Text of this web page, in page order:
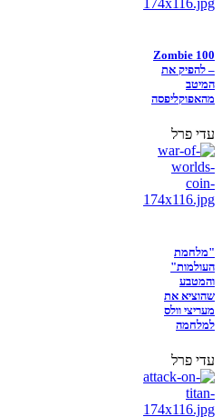
Zombie 100
– להפיק את
המיטב
מהאפוקליפסה
עדי פרל
"מלחמת
העולמות"
והמטבע
שהוציא את
מעריצי וולס
למלחמה
עדי פרל